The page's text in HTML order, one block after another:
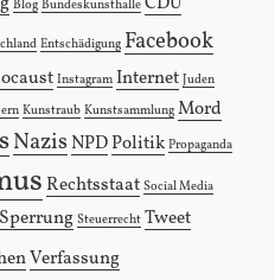
Blog Bundeskunsthalle
Entschädigung Facebook
Instagram Internet Juden
Kunstraub Kunstsammlung Mord
Nazis NPD Politik Propaganda
Rechtsstaat Social Media
Sperrung Steuerrecht Tweet
Verfassung